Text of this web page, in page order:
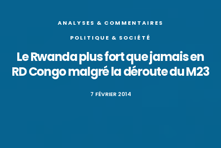
ANALYSES & COMMENTAIRES
POLITIQUE & SOCIÉTÉ
Le Rwanda plus fort que jamais en
RD Congo malgré la déroute du M23
7 FÉVRIER 2014